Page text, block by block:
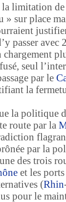
la limitation
» sur place
passer avec
seul
par le
la
la politique
route par la
par la
des trois
et les
(Rhin
pour le